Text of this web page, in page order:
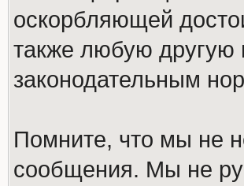
оскорбляющей
также любую
законодательным
Помните, что мы не
сообщения. Мы не